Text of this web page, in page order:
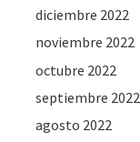
diciembre 2022
noviembre 2022
octubre 2022
septiembre 2022
agosto 2022